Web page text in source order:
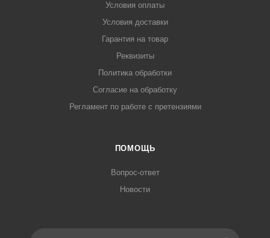
Условия оплаты
Условия доставки
Гарантия на товар
Реквизиты
Политика обработки
Согласие на обработку
Регламент по работе с претензиями
ПОМОЩЬ
Вопрос-ответ
Новости